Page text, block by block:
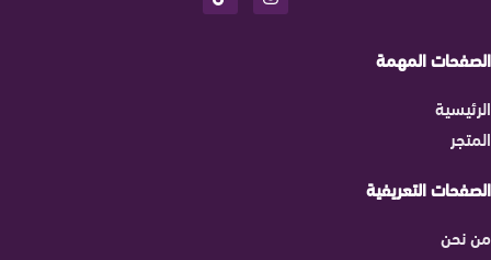
الصفحات المهمة
الرئيسية
المتجر
الصفحات التعريفية
من نحن